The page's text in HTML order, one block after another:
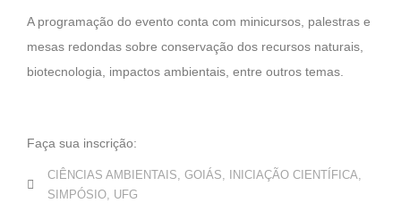
A programação do evento conta com minicursos, palestras e
mesas redondas sobre conservação dos recursos naturais,
biotecnologia, impactos ambientais, entre outros temas.
Faça sua inscrição:
CIÊNCIAS AMBIENTAIS, GOIÁS, INICIAÇÃO CIENTÍFICA,
SIMPÓSIO, UFG